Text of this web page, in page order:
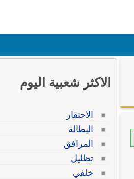
الاكثر شعبية اليوم
الاحتقار
البطالة
المرافق
تظليل
خلفي